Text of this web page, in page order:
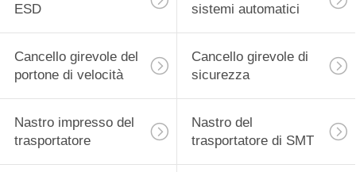
ESD
sistemi automatici
Cancello girevole del
portone di velocità
Cancello girevole di
sicurezza
Nastro impresso del
trasportatore
Nastro del
trasportatore di SMT